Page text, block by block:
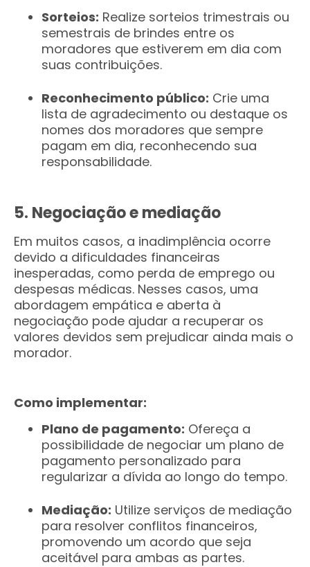
Sorteios: Realize sorteios trimestrais ou
semestrais de brindes entre os
moradores que estiverem em dia com
suas contribuições.
Reconhecimento público: Crie uma
lista de agradecimento ou destaque os
nomes dos moradores que sempre
pagam em dia, reconhecendo sua
responsabilidade.
5. Negociação e mediação
Em muitos casos, a inadimplência ocorre
devido a dificuldades financeiras
inesperadas, como perda de emprego ou
despesas médicas. Nesses casos, uma
abordagem empática e aberta à
negociação pode ajudar a recuperar os
valores devidos sem prejudicar ainda mais o
morador.
Como implementar:
Plano de pagamento: Ofereça a
possibilidade de negociar um plano de
pagamento personalizado para
regularizar a dívida ao longo do tempo.
Mediação: Utilize serviços de mediação
para resolver conflitos financeiros,
promovendo um acordo que seja
aceitável para ambas as partes.